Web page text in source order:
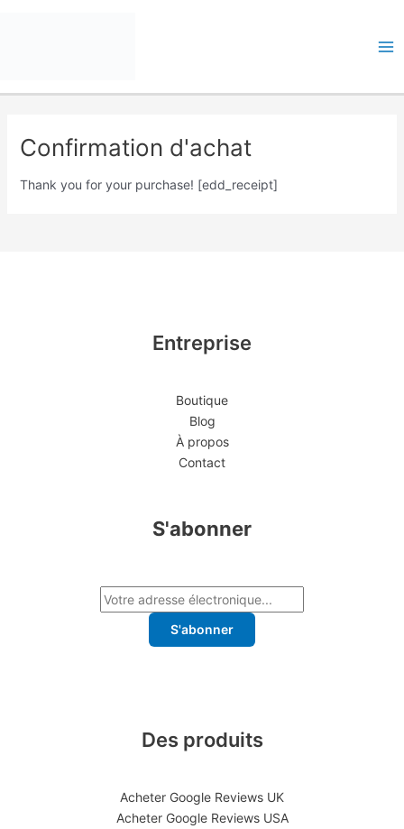
Confirmation d'achat
Thank you for your purchase! [edd_receipt]
Entreprise
Boutique
Blog
À propos
Contact
S'abonner
S'abonner
Des produits
Acheter Google Reviews UK
Acheter Google Reviews USA